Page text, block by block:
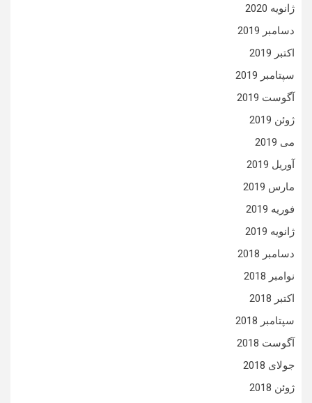
ژانویه 2020
دسامبر 2019
اکتبر 2019
سپتامبر 2019
آگوست 2019
ژوئن 2019
می 2019
آوریل 2019
مارس 2019
فوریه 2019
ژانویه 2019
دسامبر 2018
نوامبر 2018
اکتبر 2018
سپتامبر 2018
آگوست 2018
جولای 2018
ژوئن 2018